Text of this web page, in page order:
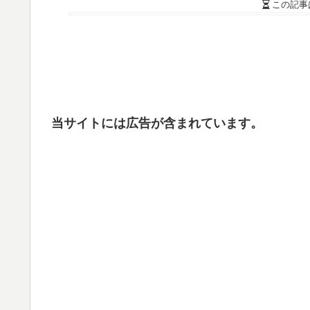
この記事
当サイトには広告が含まれています。